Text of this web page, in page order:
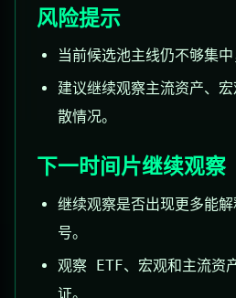
风险提示
当前候选池主线仍不够集中
建议继续观察主流资产、
散情况。
下一时间片继续观察
继续观察是否出现更多能
号。
观察 ETF、宏观和主流资
证。